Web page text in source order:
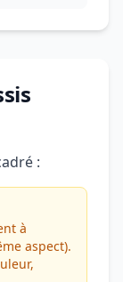
:
à
aspect).